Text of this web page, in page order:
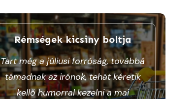
Rémségek kicsiny boltja
Tart még a júliusi forróság, továbbá
támadnak az irónok, tehát kéretik
kellő humorral kezelni a mai